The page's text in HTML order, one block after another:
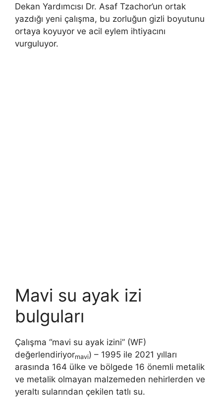
Dekan Yardımcısı Dr. Asaf Tzachor’un ortak
yazdığı yeni çalışma, bu zorluğun gizli boyutunu
ortaya koyuyor ve acil eylem ihtiyacını
vurguluyor.
Mavi su ayak izi
bulguları
Çalışma “mavi su ayak izini” (WF)
değerlendiriyormavi) – 1995 ile 2021 yılları
arasında 164 ülke ve bölgede 16 önemli metalik
ve metalik olmayan malzemeden nehirlerden ve
yeraltı sularından çekilen tatlı su.